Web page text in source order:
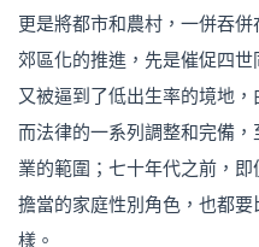
更是將都市和農村，一併吞
郊區化的推進，先是催促四
又被逼到了低出生率的境地
而法律的一系列調整和完備
業的範圍；七十年代之前，
擔當的家庭性別角色，也都
樣。